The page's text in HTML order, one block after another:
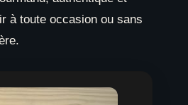
à toute occasion ou sans